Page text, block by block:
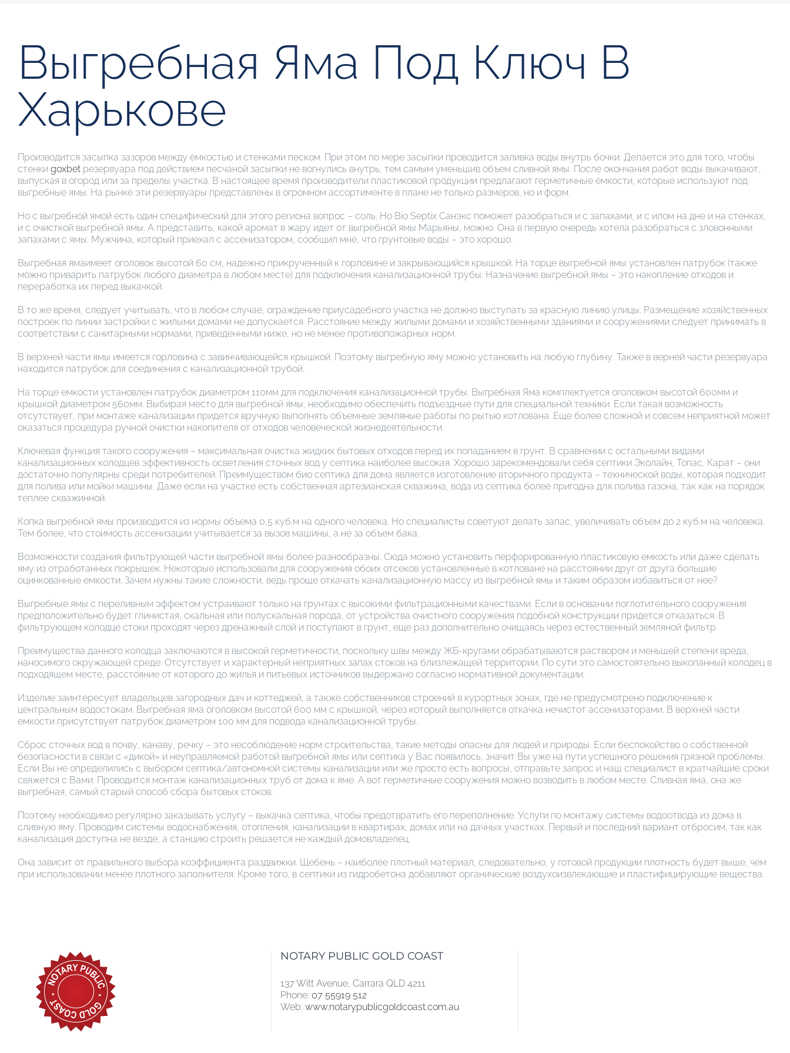
Выгребная Яма Под Ключ В
Харькове
Производится засыпка зазоров между ёмкостью и стенками песком. При этом по мере засыпки проводится заливка воды внутрь бочки. Делается это для того, чтобы
стенки goxbet резервуара под действием песчаной засыпки не вогнулись внутрь, тем самым уменьшив объем сливной ямы. После окончания работ воды выкачивают,
выпуская в огород или за пределы участка. В настоящее время производители пластиковой продукции предлагают герметичные ёмкости, которые используют под
выгребные ямы. На рынке эти резервуары представлены в огромном ассортименте в плане не только размеров, но и форм.
Но с выгребной ямой есть один специфический для этого региона вопрос – соль. Но Bio Septix Санэкс поможет разобраться и с запахами, и с илом на дне и на стенках,
и с очисткой выгребной ямы. А представить, какой аромат в жару идет от выгребной ямы Марьяны, можно. Она в первую очередь хотела разобраться с зловонными
запахами с ямы. Мужчина, который приехал с ассенизатором, сообщил мне, что грунтовые воды – это хорошо.
Выгребная ямаимеет оголовок высотой 60 см, надежно прикрученный к горловине и закрывающийся крышкой. На торце выгребной ямы установлен патрубок (также
можно приварить патрубок любого диаметра в любом месте) для подключения канализационной трубы. Назначение выгребной ямы – это накопление отходов и
переработка их перед выкачкой.
В то же время, следует учитывать, что в любом случае, ограждение приусадебного участка не должно выступать за красную линию улицы. Размещение хозяйственных
построек по линии застройки с жилыми домами не допускается. Расстояние между жилыми домами и хозяйственными зданиями и сооружениями следует принимать в
соответствии с санитарными нормами, приведенными ниже, но не менее противопожарных норм.
В верхней части ямы имеется горловина с завинчивающейся крышкой. Поэтому выгребную яму можно установить на любую глубину. Также в верней части резервуара
находится патрубок для соединения с канализационной трубой.
На торце емкости установлен патрубок диаметром 110мм для подключения канализационной трубы. Выгребная Яма комплектуется оголовком высотой 600мм и
крышкой диаметром 560мм. Выбирая место для выгребной ямы, необходимо обеспечить подъездные пути для специальной техники. Если такая возможность
отсутствует, при монтаже канализации придется вручную выполнять объемные земляные работы по рытью котлована. Еще более сложной и совсем неприятной может
оказаться процедура ручной очистки накопителя от отходов человеческой жизнедеятельности.
Ключевая функция такого сооружения – максимальная очистка жидких бытовых отходов перед их попаданием в грунт. В сравнении с остальными видами
канализационных колодцев эффективность осветления сточных вод у септика наиболее высокая. Хорошо зарекомендовали себя септики Эколайн, Топас, Карат – они
достаточно популярны среди потребителей. Преимуществом био септика для дома является изготовление вторичного продукта – технической воды, которая подходит
для полива или мойки машины. Даже если на участке есть собственная артезианская скважина, вода из септика более пригодна для полива газона, так как на порядок
теплее скважинной.
Копка выгребной ямы производится из нормы объема 0,5 куб.м на одного человека. Но специалисты советуют делать запас, увеличивать объем до 2 куб.м на человека.
Тем более, что стоимость ассенизации учитывается за вызов машины, а не за объем бака.
Возможности создания фильтрующей части выгребной ямы более разнообразны. Сюда можно установить перфорированную пластиковую емкость или даже сделать
яму из отработанных покрышек. Некоторые использовали для сооружения обоих отсеков установленные в котловане на расстоянии друг от друга большие
оцинкованные емкости. Зачем нужны такие сложности, ведь проще откачать канализационную массу из выгребной ямы и таким образом избавиться от нее?
Выгребные ямы с переливным эффектом устраивают только на грунтах с высокими фильтрационными качествами. Если в основании поглотительного сооружения
предположительно будет глинистая, скальная или полускальная порода, от устройства очистного сооружения подобной конструкции придется отказаться. В
фильтрующем колодце стоки проходят через дренажный слой и поступают в грунт, еще раз дополнительно очищаясь через естественный земляной фильтр.
Преимущества данного колодца заключаются в высокой герметичности, поскольку швы между ЖБ-кругами обрабатываются раствором и меньшей степени вреда,
наносимого окружающей среде. Отсутствует и характерный неприятных запах стоков на близлежащей территории. По сути это самостоятельно выкопанный колодец в
подходящем месте, расстояние от которого до жилья и питьевых источников выдержано согласно нормативной документации.
Изделие заинтересует владельцев загородных дач и коттеджей, а также собственников строений в курортных зонах, где не предусмотрено подключение к
центральным водостокам. Выгребная яма оголовком высотой 600 мм с крышкой, через который выполняется откачка нечистот ассенизаторами. В верхней части
емкости присутствует патрубок диаметром 100 мм для подвода канализационной трубы.
Сброс сточных вод в почву, канаву, речку – это несоблюдение норм строительства, такие методы опасны для людей и природы. Если беспокойство о собственной
безопасности в связи с «дикой» и неуправляемой работой выгребной ямы или септика у Вас появилось, значит Вы уже на пути успешного решения грязной проблемы.
Если Вы не определились с выбором септика/автономной системы канализации или же просто есть вопросы, отправьте запрос и наш специалист в кратчайшие сроки
свяжется с Вами. Проводится монтаж канализационных труб от дома к яме. А вот герметичные сооружения можно возводить в любом месте. Сливная яма, она же
выгребная, самый старый способ сбора бытовых стоков.
Поэтому необходимо регулярно заказывать услугу – выкачка септика, чтобы предотвратить его переполнение. Услуги по монтажу системы водоотвода из дома в
сливную яму. Проводим системы водоснабжения, отопления, канализации в квартирах, домах или на дачных участках. Первый и последний вариант отбросим, так как
канализация доступна не везде, а станцию строить решается не каждый домовладелец.
Она зависит от правильного выбора коэффициента раздвижки. Щебень – наиболее плотный материал, следовательно, у готовой продукции плотность будет выше, чем
при использовании менее плотного заполнителя. Кроме того, в септики из гидробетона добавляют органические воздухоизвлекающие и пластифицирующие вещества.
NOTARY PUBLIC GOLD COAST
137 Witt Avenue, Carrara QLD 4211
Phone: 07 55919 512
Web:www.notarypublicgoldcoast.com.au